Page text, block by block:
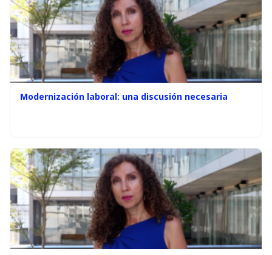
Modernización laboral: una discusión necesaria